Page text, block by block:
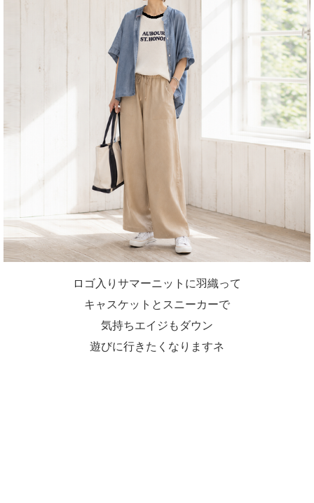
ロゴ入りサマーニットに羽織って
キャスケットとスニーカーで
気持ちエイジもダウン
遊びに行きたくなりますネ